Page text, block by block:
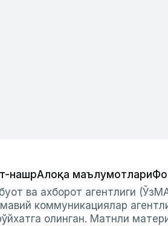
нашрАлоқа маълумотлари
ва ахборот агентлиги
коммуникациялар
олинган. Матнли